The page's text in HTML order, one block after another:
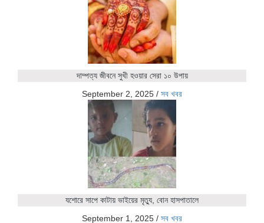
দাম্পত্য জীবনে সুখী হওয়ার সেরা ১০ উপায়
September 2, 2025 / সব খবর
যশোরে সাপে কাটায় ভাইয়ের মৃত্যু, বোন হাসপাতালে
September 1, 2025 / সব খবর